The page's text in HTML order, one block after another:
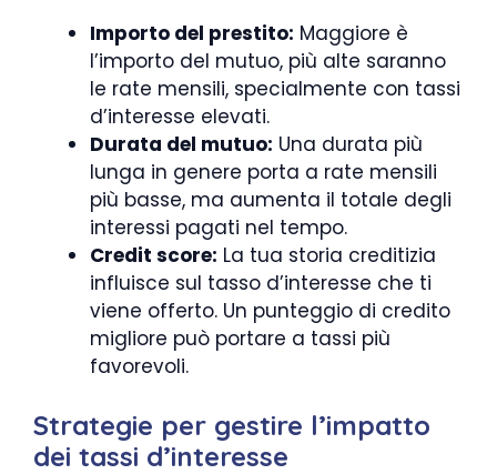
Importo del prestito: Maggiore è
l’importo del mutuo, più alte saranno
le rate mensili, specialmente con tassi
d’interesse elevati.
Durata del mutuo: Una durata più
lunga in genere porta a rate mensili
più basse, ma aumenta il totale degli
interessi pagati nel tempo.
Credit score: La tua storia creditizia
influisce sul tasso d’interesse che ti
viene offerto. Un punteggio di credito
migliore può portare a tassi più
favorevoli.
Strategie per gestire l’impatto
dei tassi d’interesse